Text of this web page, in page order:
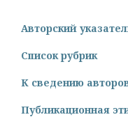
Авторский
Список рубрик
К сведению
Публикационная